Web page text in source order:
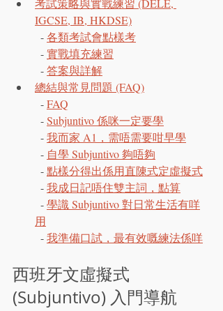
考試策略與實戰練習 (DELE,
IGCSE, IB, HKDSE)
  -
各類考試會點樣考
  -
實戰填充練習
  -
答案與詳解
總結與常見問題 (FAQ)
  -
FAQ
  -
Subjuntivo 係咪一定要學
  -
我而家 A1，需唔需要咁早學
  -
自學 Subjuntivo 夠唔夠
  -
點樣分得出係用直陳式定虛擬式
  -
我成日記唔住雙主詞，點算
  -
學識 Subjuntivo 對日常生活有咩
用
  -
我準備口試，最有效嘅練法係咩
西班牙文虛擬式
(Subjuntivo) 入門導航